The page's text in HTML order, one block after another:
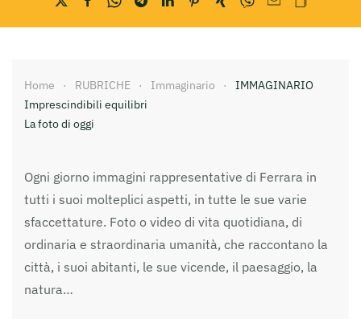
Home RUBRICHE Immaginario
IMMAGINARIO
Imprescindibili equilibri
La foto di oggi
Ogni giorno immagini rappresentative di Ferrara in
tutti i suoi molteplici aspetti, in tutte le sue varie
sfaccettature. Foto o video di vita quotidiana, di
ordinaria e straordinaria umanità, che raccontano la
città, i suoi abitanti, le sue vicende, il paesaggio, la
natura…